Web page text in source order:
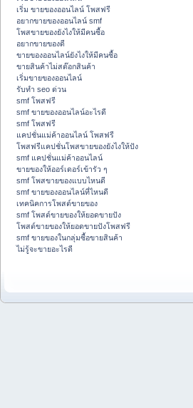
เริ่ม ขายของออนไลน์ โพสฟรี
อยากขายของออนไลน์ smf
โพสขายของยังไงให้มีคนซื้อ
อยากขายของดี
ขายของออนไลน์ยังไงให้มีคนซื้อ
ขายสินค้าไม่สต๊อกสินค้า
เริ่มขายของออนไลน์
รับทำ seo ด่วน
smf โพสฟรี
smf ขายของออนไลน์อะไรดี
smf โพสฟรี
แคปชั่นแม่ค้าออนไลน์ โพสฟรี
โพสฟรีแคปชั่นโพสขายของยังไงให้ปัง
smf แคปชั่นแม่ค้าออนไลน์
ขายของให้ออร์เดอร์เข้ารัว ๆ
smf โพสขายของแบบไหนดี
smf ขายของออนไลน์ที่ไหนดี
เทคนิคการโพสต์ขายของ
smf โพสต์ขายของให้ยอดขายปัง
โพสต์ขายของให้ยอดขายปังโพสฟรี
smf ขายของในกลุ่มซื้อขายสินค้า
ไม่รู้จะขายอะไรดี